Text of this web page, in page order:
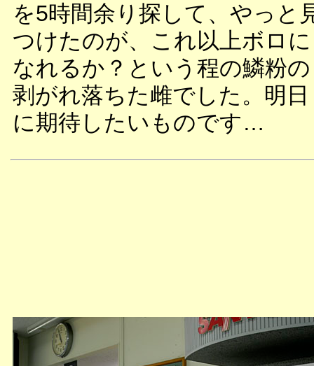
を5時間余り探して、やっと
つけたのが、これ以上ボロに
なれるか？という程の鱗粉の
剥がれ落ちた雌でした。明日
に期待したいものです…